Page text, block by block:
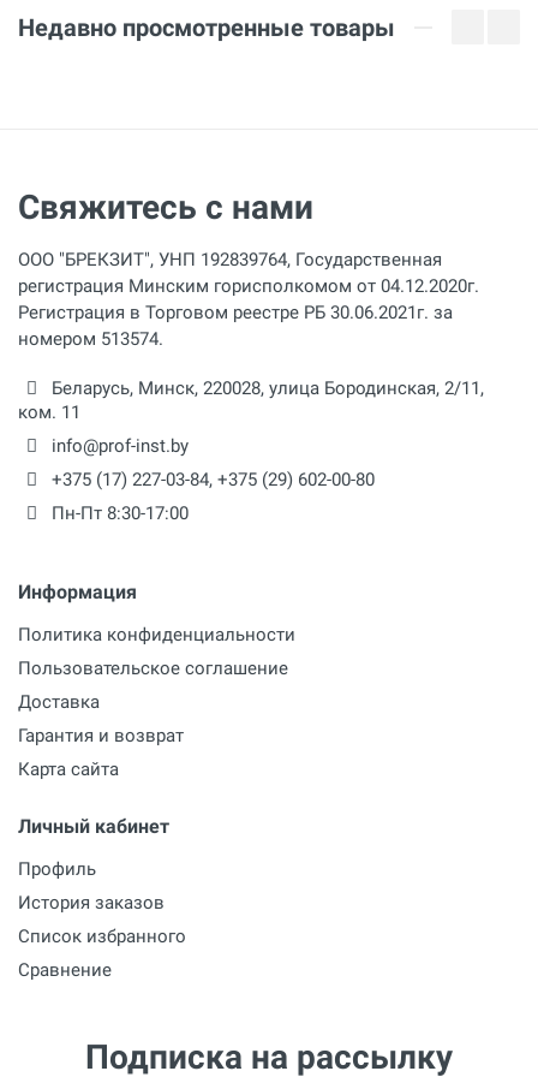
Недавно просмотренные товары
Свяжитесь с нами
ООО "БРЕКЗИТ", УНП 192839764, Государственная
регистрация Минским горисполкомом от 04.12.2020г.
Регистрация в Торговом реестре РБ 30.06.2021г. за
номером 513574.
Беларусь, Минск, 220028, улица Бородинская, 2/11,
ком. 11
info@prof-inst.by
+375 (17) 227-03-84, +375 (29) 602-00-80
Пн-Пт 8:30-17:00
Информация
Политика конфиденциальности
Пользовательское соглашение
Доставка
Гарантия и возврат
Карта сайта
Личный кабинет
Профиль
История заказов
Список избранного
Сравнение
Подписка на рассылку